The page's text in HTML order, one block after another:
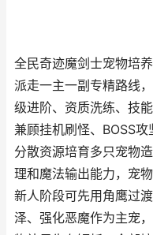
全民奇迹魔剑士宠物培
派走一主一副专精路线
级进阶、资质洗练、技
兼顾挂机刷怪、BOSS
分散资源培育多只宠物
理和魔法输出能力，宠
新人阶段可先用角鹰过
泽、强化恶魔作为主宠